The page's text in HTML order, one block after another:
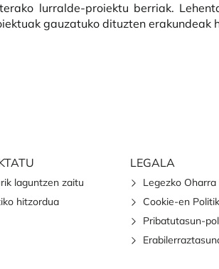
lurralde-proiektu berriak.
gauzatuko dituzten erakundeak
laguntzen zaitu
hitzordua
LEGALA
Legezko Oharra
Cookie-en
Pribatutasun-